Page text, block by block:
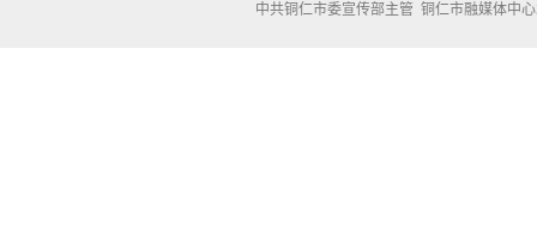
中共铜仁市委宣传部主管 铜仁市融媒体中心